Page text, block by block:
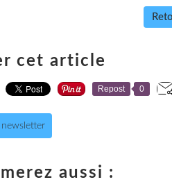
cet article
Repost 0
newsletter
aussi :